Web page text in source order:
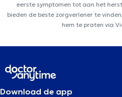
eerste symptomen tot aan het
bieden de beste zorgverlener te
hem te praten via
Download de app